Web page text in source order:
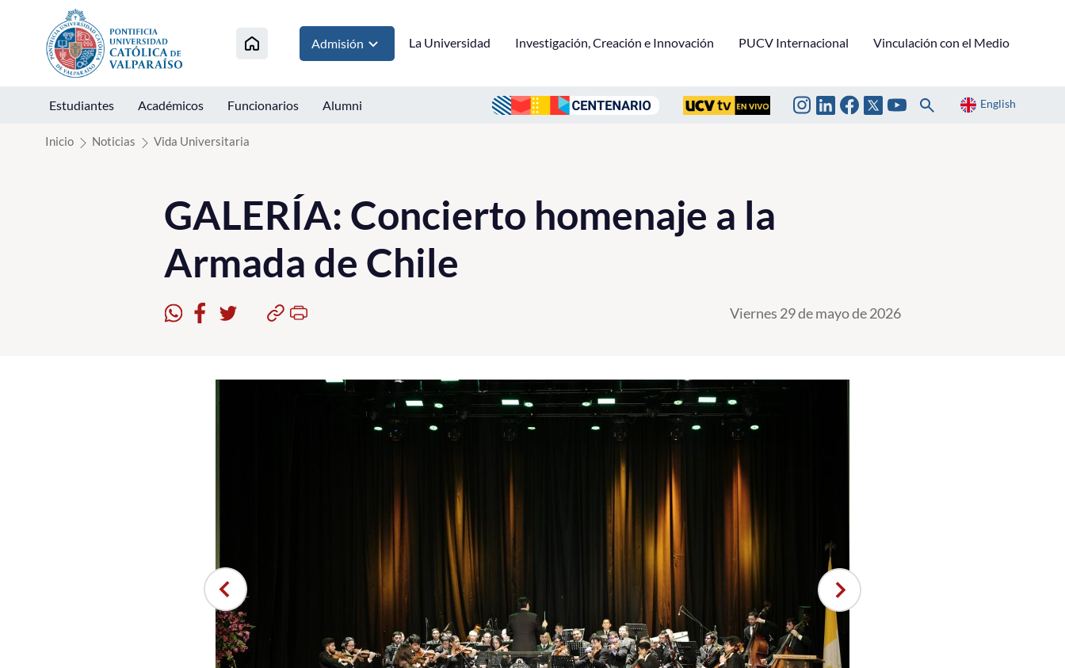
Click acá para ir directamente al contenido
Admisión La Universidad Investigación, Creación e Innovación PUCV Internacional Vinculación con el Medio
Estudiantes Académicos Funcionarios Alumni English
Inicio Noticias Vida Universitaria
GALERÍA: Concierto homenaje a la
Armada de Chile
Viernes 29 de mayo de 2026